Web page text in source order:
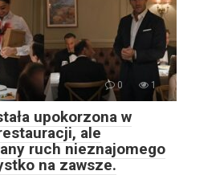
0 1
upokorzona w
ale
ruch nieznajomego
na zawsze.